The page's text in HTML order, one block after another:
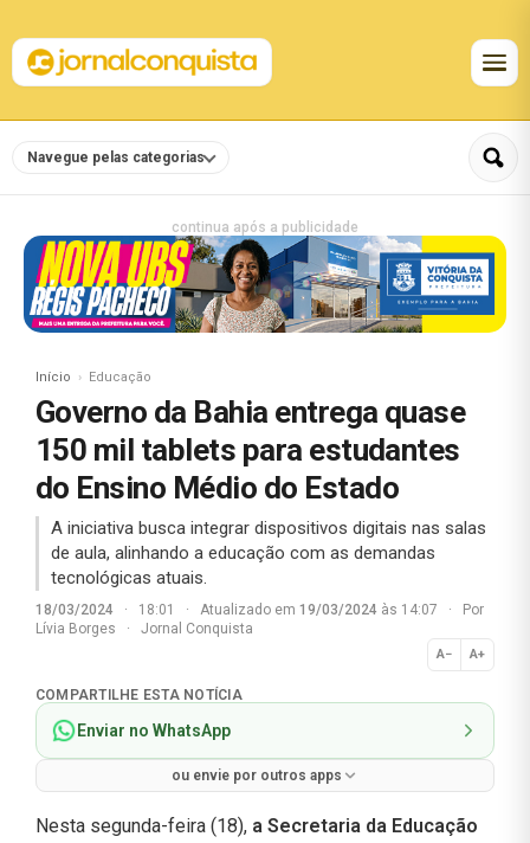
Navegue pelas categorias
continua após a publicidade
Início Educação
Governo da Bahia entrega quase
150 mil tablets para estudantes
do Ensino Médio do Estado
A iniciativa busca integrar dispositivos digitais nas salas
de aula, alinhando a educação com as demandas
tecnológicas atuais.
18/03/2024 · 18:01 · Atualizado em 19/03/2024 às 14:07 ·
Por
Lívia Borges
· Jornal Conquista
A− A+
Normal
COMPARTILHE ESTA NOTÍCIA
Enviar no WhatsApp
ou envie por outros apps
Nesta segunda-feira (18), a Secretaria da Educação